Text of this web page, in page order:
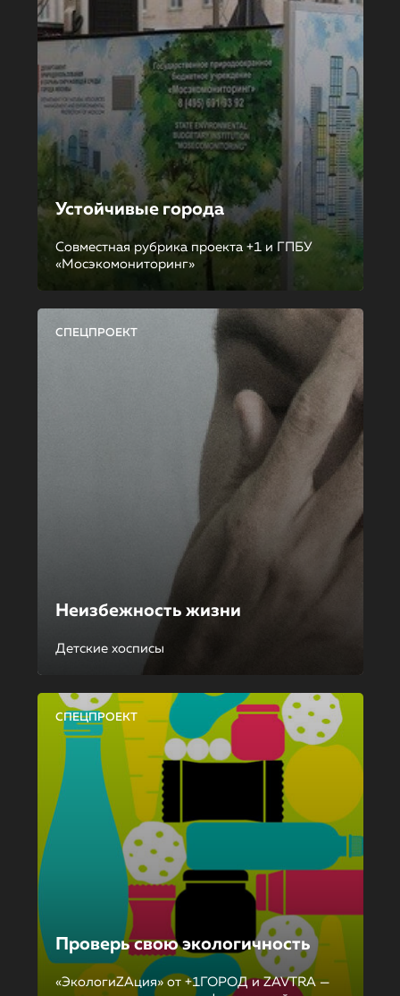
Устойчивые города
Совместная рубрика проекта +1 и ГПБУ
«Мосэкомониторинг»
СПЕЦПРОЕКТ
Неизбежность жизни
Детские хосписы
СПЕЦПРОЕКТ
Проверь свою экологичность
«ЭкологиZAция» от +1ГОРОД и ZAVTRA —